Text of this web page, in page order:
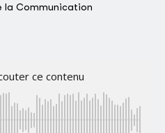
la Communication
ce contenu